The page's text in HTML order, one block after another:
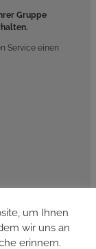
Gruppe
Service einen
um Ihnen
wir uns an
erinnern.